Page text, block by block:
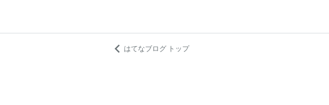
はてなブログ トップ